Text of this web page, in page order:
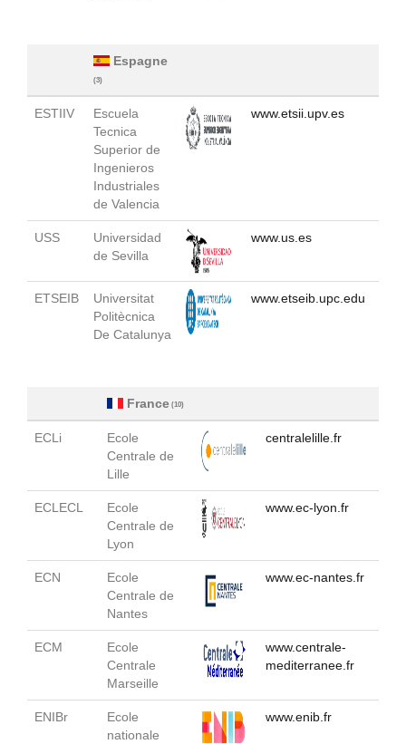
Espagne
(3)
ESTIIV
Escuela
Tecnica
Superior de
Ingenieros
Industriales
de Valencia
www.etsii.upv.es
USS
Universidad
de Sevilla
www.us.es
ETSEIB
Universitat
Politècnica
De Catalunya
www.etseib.upc.edu
France (10)
ECLi
Ecole
Centrale de
Lille
centralelille.fr
ECLECL
Ecole
Centrale de
Lyon
www.ec-lyon.fr
ECN
Ecole
Centrale de
Nantes
www.ec-nantes.fr
ECM
Ecole
Centrale
Marseille
www.centrale-
mediterranee.fr
ENIBr
Ecole
nationale
www.enib.fr